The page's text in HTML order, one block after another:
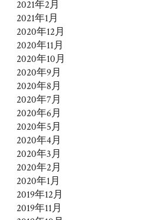
2021年2月
2021年1月
2020年12月
2020年11月
2020年10月
2020年9月
2020年8月
2020年7月
2020年6月
2020年5月
2020年4月
2020年3月
2020年2月
2020年1月
2019年12月
2019年11月